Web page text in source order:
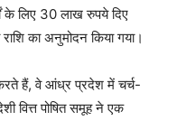
के लिए 30 लाख रुपये दिए
का अनुमोदन किया गया।
करते हैं, वे आंध्र प्रदेश में चर्च-
वित्त पोषित समूह ने एक